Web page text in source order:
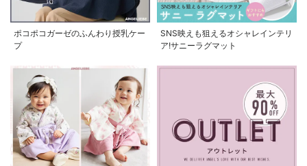
ポコポコガーゼのふんわり授乳ケー
プ
SNS映えも狙えるオシャレインテリ
ア!サニーラグマット